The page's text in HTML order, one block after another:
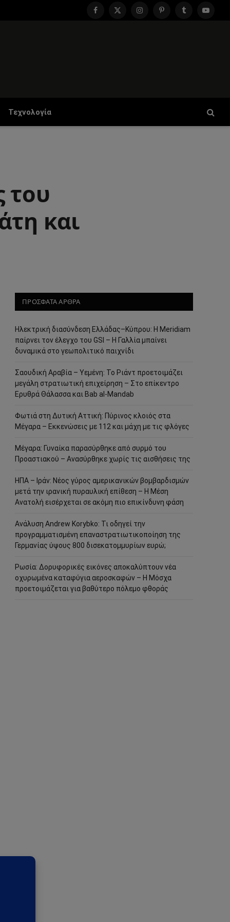
Facebook
X
InstagramPinterestTumblr
Τεχνολογία
του
και
ΠΡΟΣΦΑΤΑ ΑΡΘΡΑ
Ηλεκτρική διασύνδεση Ελλάδας–Κύπρου: Η Meridiam
παίρνει τον έλεγχο του GSI – Η Γαλλία μπαίνει
δυναμικά στο γεωπολιτικό παιχνίδι
Σαουδική Αραβία – Υεμένη: Το Ριάντ προετοιμάζει
μεγάλη στρατιωτική επιχείρηση – Στο επίκεντρο
Ερυθρά Θάλασσα και Bab al-Mandab
Φωτιά στη Δυτική Αττική: Πύρινος κλοιός στα
Μέγαρα – Εκκενώσεις με 112 και μάχη με τις φλόγες
Μέγαρα: Γυναίκα παρασύρθηκε από συρμό του
Προαστιακού – Ανασύρθηκε χωρίς τις αισθήσεις της
ΗΠΑ – Ιράν: Νέος γύρος αμερικανικών βομβαρδισμών
μετά την ιρανική πυραυλική επίθεση – Η Μέση
Ανατολή εισέρχεται σε ακόμη πιο επικίνδυνη φάση
Ανάλυση Andrew Korybko: Τι οδηγεί την
προγραμματισμένη επαναστρατιωτικοποίηση της
Γερμανίας ύψους 800 δισεκατομμυρίων ευρώ;
Ρωσία: Δορυφορικές εικόνες αποκαλύπτουν νέα
οχυρωμένα καταφύγια αεροσκαφών – Η Μόσχα
προετοιμάζεται για βαθύτερο πόλεμο φθοράς